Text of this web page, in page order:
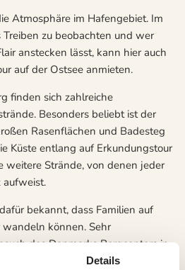
Atmosphäre im Hafengebiet. Im
zu beobachten und wer
anstecken lässt, kann hier auch
auf der Ostsee anmieten.
finden sich zahlreiche
Besonders beliebt ist der
Rasenflächen und Badesteg
Küste entlang auf Erkundungstour
weitere Strände, von denen jeder
aufweist.
bekannt, dass Familien auf
können. Sehr
des Danmarks Borgcenters in
steht die Handelswelt der
Details